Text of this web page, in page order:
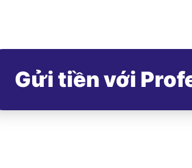
Gửi tiền với